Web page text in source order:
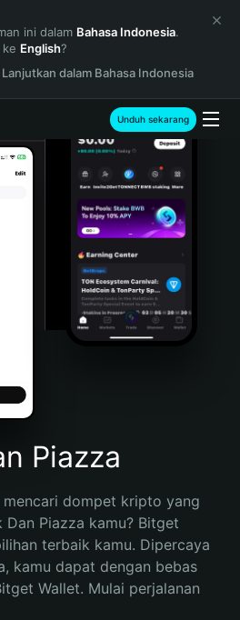
ini dalam Bahasa Indonesia.
English?
Lanjutkan dalam Bahasa Indonesia
Unduh sekarang
Piazza
dompet kripto yang
Dan Piazza kamu? Bitget
terbaik kamu. Dipercaya
kamu dapat dengan bebas
Wallet. Mulai perjalanan